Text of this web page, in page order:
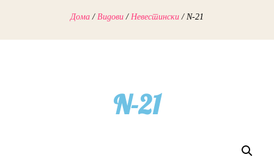
Дома / Видови / Невестински / N-21
N-21